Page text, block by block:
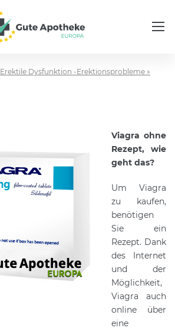
Erektile Dysfunktion -Erektionsprobleme »
Viagra ohne
Rezept, wie
geht das?
Um Viagra
zu kaufen,
benötigen
Sie ein
Rezept. Dank
des Internet
und der
Möglichkeit,
Viagra auch
online über
eine